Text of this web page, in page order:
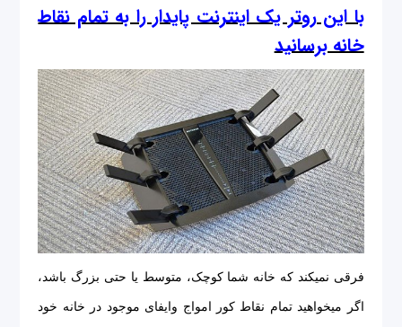
با این روتر یک اینترنت پایدار را به تمام نقاط
خانه برسانید
فرقی نمی‎کند که خانه شما کوچک، متوسط یا حتی بزرگ باشد،
اگر می‎خواهید تمام نقاط کور امواج وای‎فای موجود در خانه خود